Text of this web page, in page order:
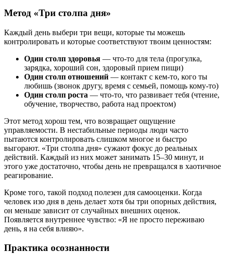
Метод «Три столпа дня»
Каждый день выбери три вещи, которые ты можешь
контролировать и которые соответствуют твоим ценностям:
Один столп здоровья — что-то для тела (прогулка,
зарядка, хороший сон, здоровый прием пищи)
Один столп отношений — контакт с кем-то, кого ты
любишь (звонок другу, время с семьей, помощь кому-то)
Один столп роста — что-то, что развивает тебя (чтение,
обучение, творчество, работа над проектом)
Этот метод хорош тем, что возвращает ощущение
управляемости. В нестабильные периоды люди часто
пытаются контролировать слишком многое и быстро
выгорают. «Три столпа дня» сужают фокус до реальных
действий. Каждый из них может занимать 15–30 минут, и
этого уже достаточно, чтобы день не превращался в хаотичное
реагирование.
Кроме того, такой подход полезен для самооценки. Когда
человек изо дня в день делает хотя бы три опорных действия,
он меньше зависит от случайных внешних оценок.
Появляется внутреннее чувство: «Я не просто переживаю
день, я на себя влияю».
Практика осознанности